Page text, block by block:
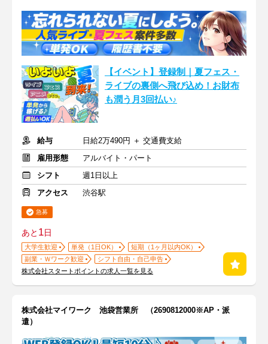
【イベント】登録制｜夏フェス・
ライブの裏側へ飛び込め！お財布
も潤う月3回払い♪
給与
日給2万490円 ＋ 交通費支給
雇用形態
アルバイト・パート
シフト
週1日以上
アクセス
渋谷駅
急募
あと 1日
大学生歓迎 単発（1日OK）
短期（1ヶ月以内OK）
副業・Ｗワーク歓迎
シフト自由・自己申告
株式会社スタートポイントの求人一覧を見る
株式会社マイワーク 池袋営業所 （2690812000※AP・派
遣）